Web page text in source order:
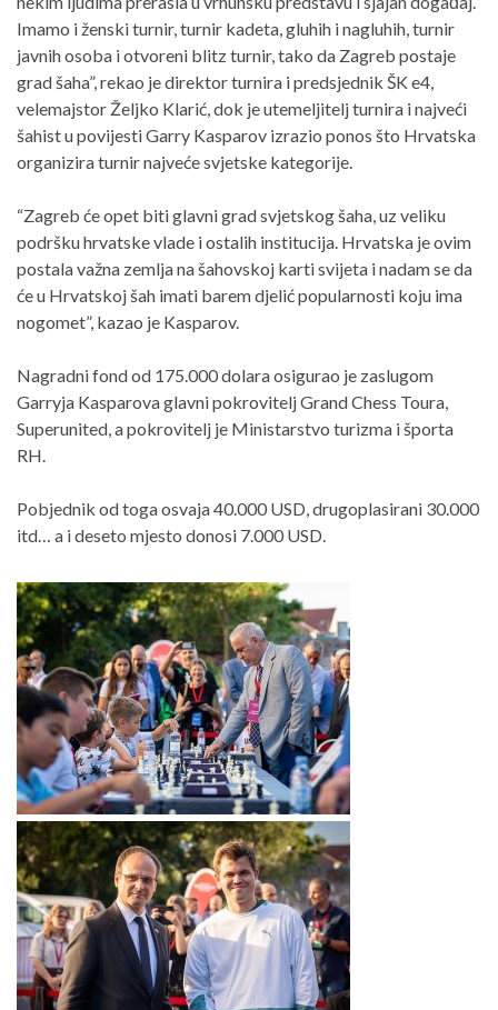
Imamo i ženski turnir, turnir kadeta, gluhih i nagluhih, turnir
javnih osoba i otvoreni blitz turnir, tako da Zagreb postaje
grad šaha”, rekao je direktor turnira i predsjednik ŠK e4,
velemajstor Željko Klarić, dok je utemeljitelj turnira i najveći
šahist u povijesti Garry Kasparov izrazio ponos što Hrvatska
organizira turnir najveće svjetske kategorije.
“Zagreb će opet biti glavni grad svjetskog šaha, uz veliku
podršku hrvatske vlade i ostalih institucija. Hrvatska je ovim
postala važna zemlja na šahovskoj karti svijeta i nadam se da
će u Hrvatskoj šah imati barem djelić popularnosti koju ima
nogomet”, kazao je Kasparov.
Nagradni fond od 175.000 dolara osigurao je zaslugom
Garryja Kasparova glavni pokrovitelj Grand Chess Toura,
Superunited, a pokrovitelj je Ministarstvo turizma i športa
RH.
Pobjednik od toga osvaja 40.000 USD, drugoplasirani 30.000
itd… a i deseto mjesto donosi 7.000 USD.